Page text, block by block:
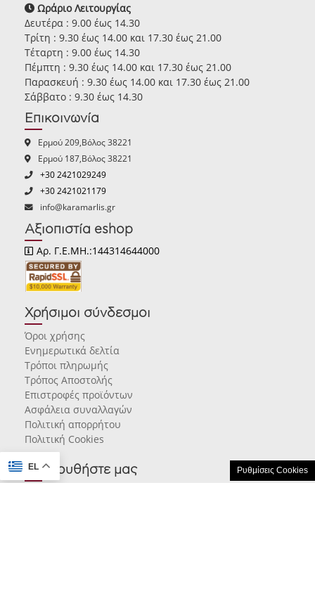
EL Ρυθμίσεις Cookies
Ωράριο Λειτουργίας
Δευτέρα : 9.00 έως 14.30
Τρίτη : 9.30 έως 14.00 και 17.30 έως 21.00
Τέταρτη : 9.00 έως 14.30
Πέμπτη : 9.30 έως 14.00 και 17.30 έως 21.00
Παρασκευή : 9.30 έως 14.00 και 17.30 έως 21.00
Σάββατο : 9.30 έως 14.30
Επικοινωνία
Ερμού 209,Βόλος 38221
Ερμού 187,Βόλος 38221
+30 2421029249
+30 2421021179
info@karamarlis.gr
Αξιοπιστία eshop
Αρ. Γ.Ε.ΜΗ.:144314644000
Χρήσιμοι σύνδεσμοι
Όροι χρήσης
Ενημερωτικά δελτία
Τρόποι πληρωμής
Τρόπος Αποστολής
Επιστροφές προϊόντων
Ασφάλεια συναλλαγών
Πολιτική απορρήτου
Πολιτική Cookies
Ακολουθήστε μας